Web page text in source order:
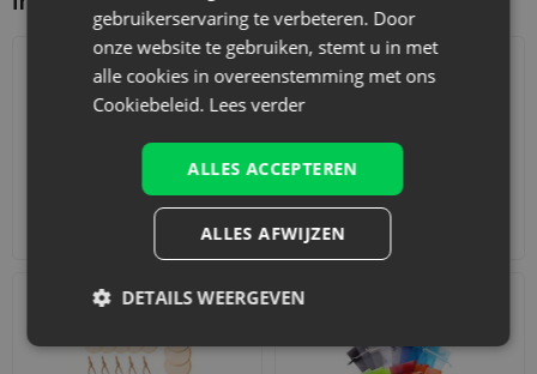
Adventskalenders Katoenen zakjes
gebruikerservaring te verbeteren. Door
onze website te gebruiken, stemt u in met
alle cookies in overeenstemming met ons
Cookiebeleid. Lees verder
ALLES ACCEPTEREN
ALLES AFWIJZEN
DETAILS WEERGEVEN